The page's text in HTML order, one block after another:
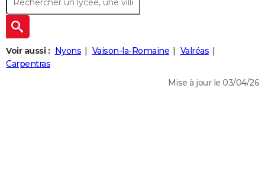
Forum
Aménagement intérieur
Extérieur
Cuisine
Salle de bains
Jardinage
Rangement
+WEEK-END
Guides de France
Escapades
Patrimoine
Expositions
Musées
Week-end nature
+
LIFESTYLE
Art de vivre
Bien-être
Loisirs
Mode
Modes de vie
+SANTE
Voir aussi : Nyons Vaison-la-Romaine
Valréas
Carpentras
Mise à jour le 03/04/26